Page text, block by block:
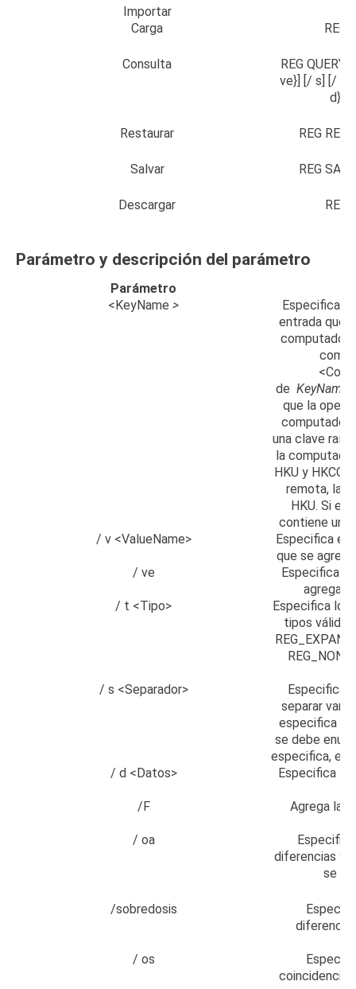
Importar
Carga
REG
Consulta
REG
ve}] [/ s] [/
d}]
Restaurar REG
Salvar REG
Descargar REG
Parámetro y descripción del parámetro
Parámetro
<KeyName >
Especifica
entrada que
de KeyName
que la
una clave raíz
la
HKU y HKCC.
remota, las
HKU. Si el
contiene un
/ v <ValueName>
Especifica el
que se
/ ve
Especifica
agrega
/ t <Tipo>
Especifica los
tipos válidos
REG_NONE.
/ s <Separador>
Especifica
separar
especifica el
se debe
especifica, el
/ d <Datos>
Especifica
/F Agrega la
/ oa
diferencias y
se
/sobredosis
/ os